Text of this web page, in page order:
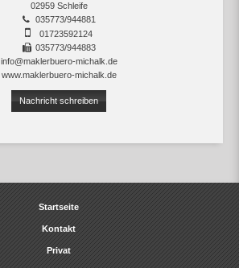
02959 Schleife
035773/944881
01723592124
035773/944883
info@maklerbuero-michalk.de
www.maklerbuero-michalk.de
Nachricht schreiben
Startseite
Kontakt
Privat